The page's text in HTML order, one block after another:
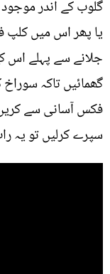
گلوب کے اندر
یا پھر اس میں کلپ
جلانے سے پہلے
گھمائیں تاکہ
فکس آسانی سے کریں
سپرے کرلیں تو یہ